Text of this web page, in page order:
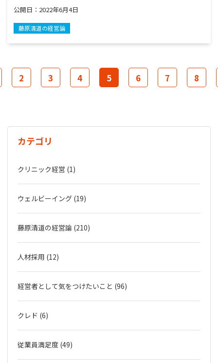
公開日： 2022年6月4日
藤原清道の経営論
2 3 4 5 6 7 8
カテゴリ
クリニック経営 (1)
ウェルビーイング (19)
藤原清道の経営論 (210)
人材採用 (12)
経営者として気をつけたいこと (96)
クレド (6)
従業員満足度 (49)